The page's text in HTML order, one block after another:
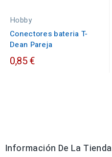
Hobby
Conectores bateria T-
Dean Pareja
0,85 €
Información De La Tienda